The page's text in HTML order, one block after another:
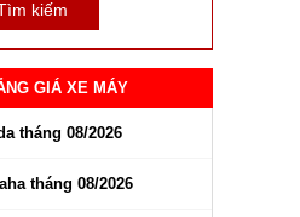
GIÁ XE MÁY
tháng 08/2026
tháng 08/2026